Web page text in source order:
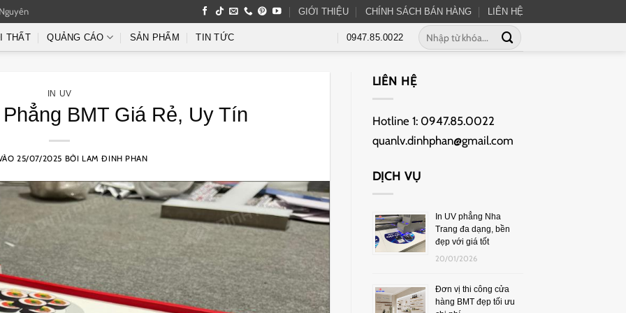
GIỚI THIỆU CHÍNH SÁCH BÁN HÀNG LIÊN HỆ
THẤT QUẢNG CÁO SẢN PHẨM TIN TỨC 0947.85.0022
IN UV
BMT Giá Rẻ, Uy Tín
25/07/2025 BỞI LAM ĐINH PHAN
LIÊN HỆ
Hotline 1: 0947.85.0022
quanlv.dinhphan@gmail.com
DỊCH VỤ
In UV phẳng Nha
Trang đa dạng, bền
đẹp với giá tốt
20/01/2026
Đơn vị thi công cửa
hàng BMT đẹp tối ưu